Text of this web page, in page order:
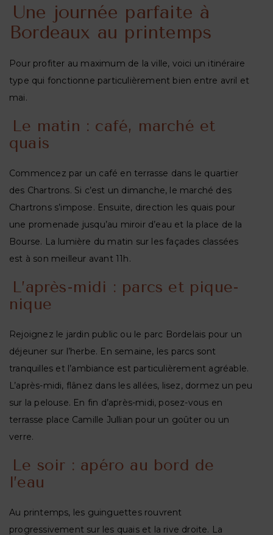
Une journée parfaite à
Bordeaux au printemps
Pour profiter au maximum de la ville, voici un itinéraire
type qui fonctionne particulièrement bien entre avril et
mai.
Le matin : café, marché et
quais
Commencez par un café en terrasse dans le quartier
des Chartrons. Si c’est un dimanche, le marché des
Chartrons s’impose. Ensuite, direction les quais pour
une promenade jusqu’au miroir d’eau et la place de la
Bourse. La lumière du matin sur les façades classées
est à son meilleur avant 11h.
L’après-midi : parcs et pique-
nique
Rejoignez le jardin public ou le parc Bordelais pour un
déjeuner sur l’herbe. En semaine, les parcs sont
tranquilles et l’ambiance est particulièrement agréable.
L’après-midi, flânez dans les allées, lisez, dormez un peu
sur la pelouse. En fin d’après-midi, posez-vous en
terrasse place Camille Jullian pour un goûter ou un
verre.
Le soir : apéro au bord de
l’eau
Au printemps, les guinguettes rouvrent
progressivement sur les quais et la rive droite. La